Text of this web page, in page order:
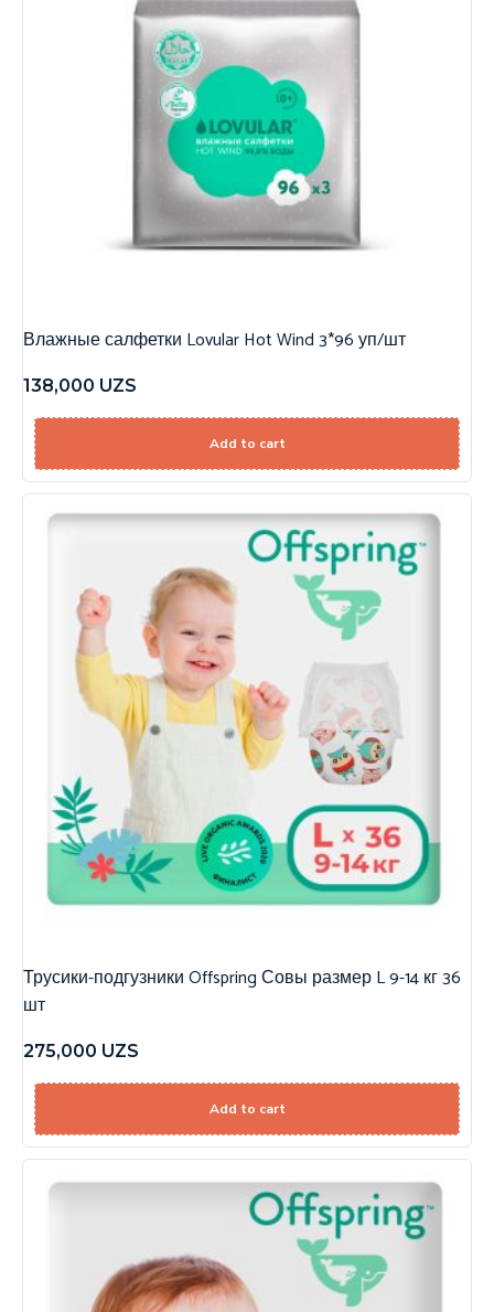
Влажные салфетки Lovular Hot Wind 3*96 уп/шт
138,000 UZS
Add to cart
Трусики-подгузники Offspring Совы размер L 9-14 кг 36
шт
275,000 UZS
Add to cart